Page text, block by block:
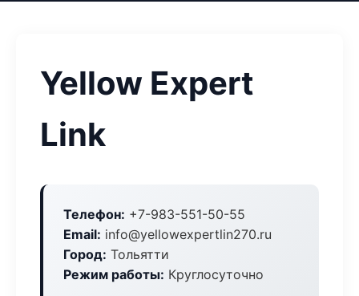
Yellow Expert
Link
Телефон: +7-983-551-50-55
Email: info@yellowexpertlin270.ru
Город: Тольятти
Режим работы: Круглосуточно